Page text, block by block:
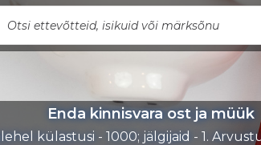
Enda kinnisvara ost ja müük
külastusi - 1000; jälgijaid - 1.